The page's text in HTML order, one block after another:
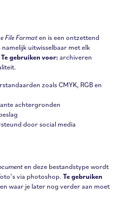
File Formaten is een ontzettend
uitwisselbaar met elk
Te gebruiken voor: archiveren
zoals CMYK, RGB en
achtergronden
door social media
en deze bestandstype wordt
via photoshop. Te gebruiken
waar je later nog verder aan moet